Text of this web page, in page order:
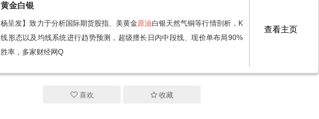
黄金白银
杨呈发】致力于分析国际期货股指、美黄金原油白银天然气铜等行情剖析，K
线形态以及均线系统进行趋势预测，超级擅长日内中段线、现价单布局90%
胜率，多家财经网Q
查看主页
喜欢 收藏